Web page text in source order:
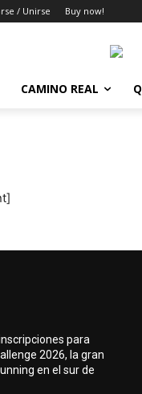
/ Unirse Buy now!
CAMINO REAL
para
2026, la gran
en el sur de